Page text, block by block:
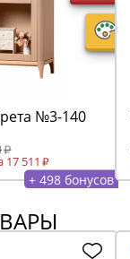
№3-140
17 511
+ 498 бонусов